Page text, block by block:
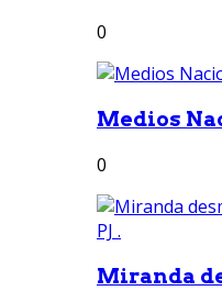
0
Medios
0
Miranda